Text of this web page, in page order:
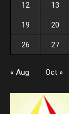
12 13
19 20
26 27
« Aug Oct »